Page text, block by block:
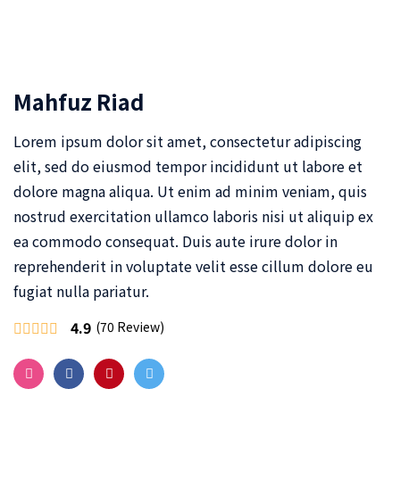
Mahfuz Riad
Lorem ipsum dolor sit amet, consectetur adipiscing
elit, sed do eiusmod tempor incididunt ut labore et
dolore magna aliqua. Ut enim ad minim veniam, quis
nostrud exercitation ullamco laboris nisi ut aliquip ex
ea commodo consequat. Duis aute irure dolor in
reprehenderit in voluptate velit esse cillum dolore eu
fugiat nulla pariatur.
4.9 (70 Review)